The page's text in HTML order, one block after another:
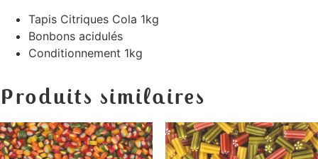
Tapis Citriques Cola 1kg
Bonbons acidulés
Conditionnement 1kg
Produits similaires